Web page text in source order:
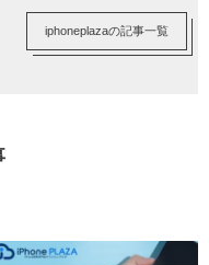
iphoneplazaの記事一覧